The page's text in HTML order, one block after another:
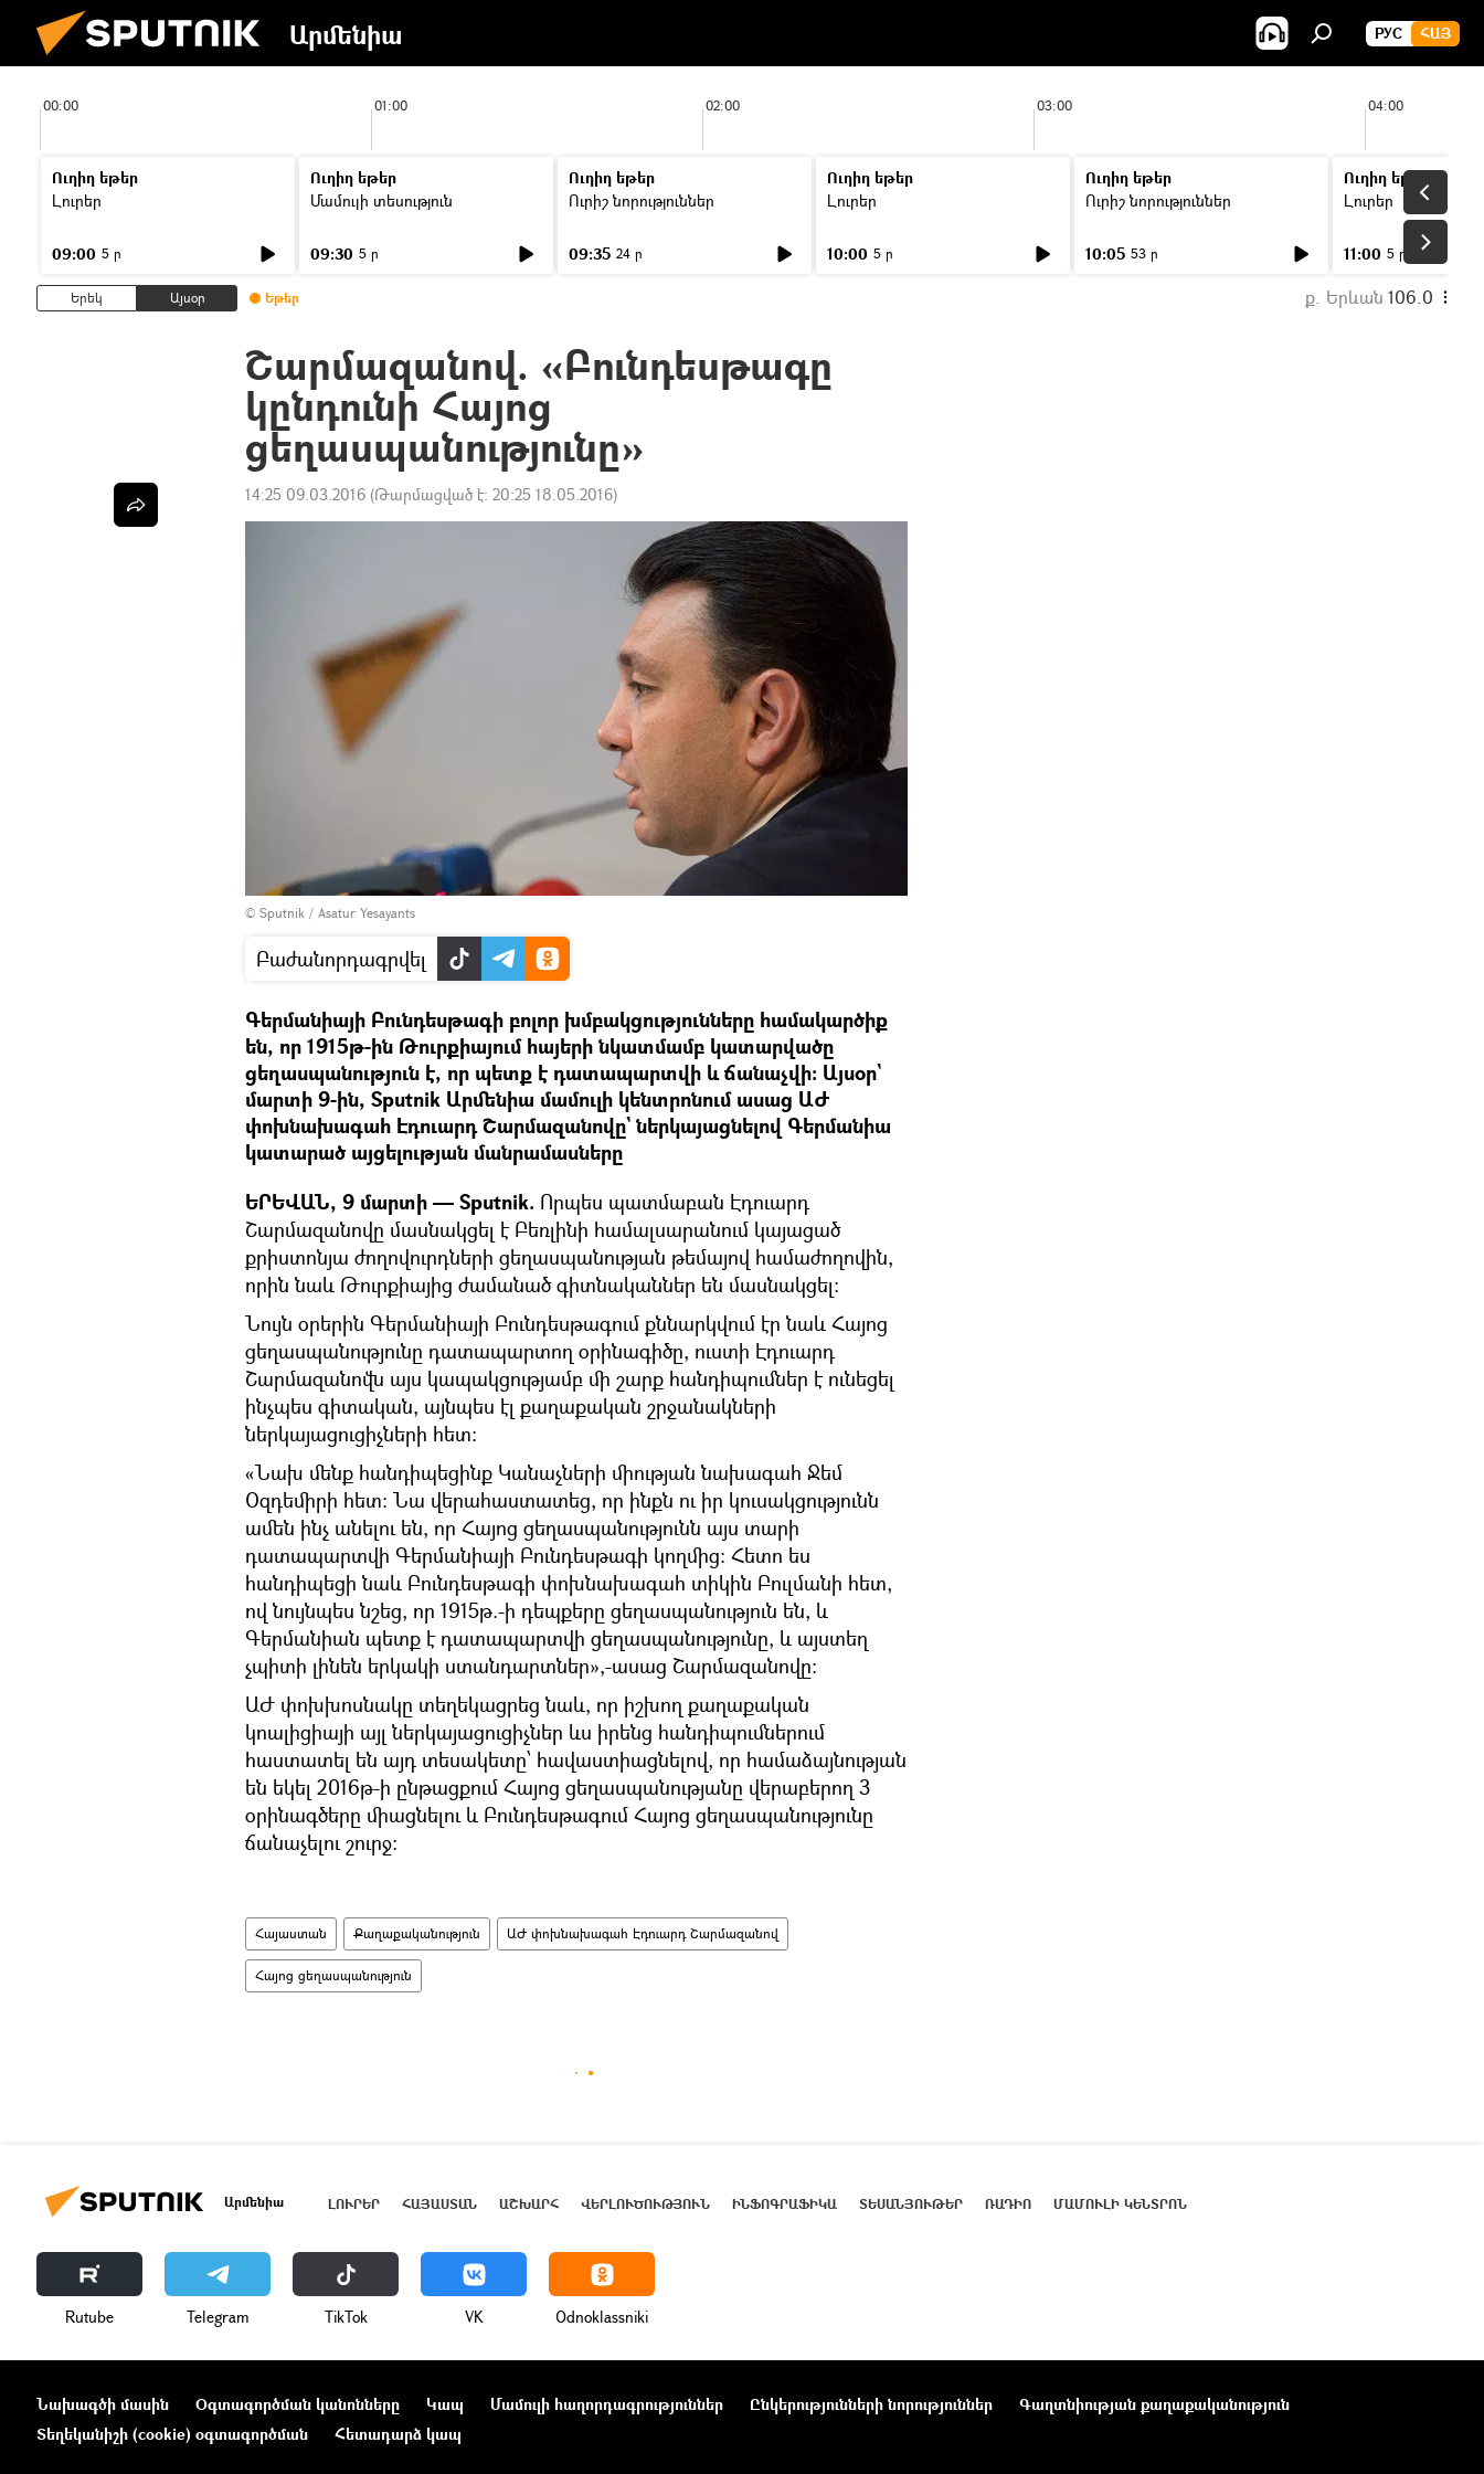
Արմենիա РУС ՀԱՅ
00:00 01:00 02:00 03:00 04:00
Ուղիղ եթեր
Լուրեր
09:00 5 ր
Ուղիղ եթեր
Մամուլի տեսություն
09:30 5 ր
Ուղիղ եթեր
Ուրիշ նորություններ
09:35 24 ր
Ուղիղ եթեր
Լուրեր
10:00 5 ր
Ուղիղ եթեր
Ուրիշ նորություններ
10:05 53 ր
Ուղիղ եթեր
Լուրեր
11:00 5 ր
Երեկ Այսօր Եթեր ք. Երևան 106.0
Շարմազանով. «Բունդեսթագը
կընդունի Հայոց
ցեղասպանությունը»
14:25 09.03.2016 (Թարմացված է: 20:25 18.05.2016)
© Sputnik / Asatur Yesayants
Բաժանորդագրվել
Գերմանիայի Բունդեսթագի բոլոր խմբակցությունները համակարծիք
են, որ 1915թ-ին Թուրքիայում հայերի նկատմամբ կատարվածը
ցեղասպանություն է, որ պետք է դատապարտվի և ճանաչվի: Այսօր`
մարտի 9-ին, Sputnik Արմենիա մամուլի կենտրոնում ասաց ԱԺ
փոխնախագահ Էդուարդ Շարմազանովը` ներկայացնելով Գերմանիա
կատարած այցելության մանրամասները
ԵՐԵՎԱՆ, 9 մարտի — Sputnik. Որպես պատմաբան Էդուարդ
Շարմազանովը մասնակցել է Բեռլինի համալսարանում կայացած
քրիստոնյա ժողովուրդների ցեղասպանության թեմայով համաժողովին,
որին նաև Թուրքիայից ժամանած գիտնականներ են մասնակցել:
Նույն օրերին Գերմանիայի Բունդեսթագում քննարկվում էր նաև Հայոց
ցեղասպանությունը դատապարտող օրինագիծը, ուստի Էդուարդ
Շարմազանովն այս կապակցությամբ մի շարք հանդիպումներ է ունեցել
ինչպես գիտական, այնպես էլ քաղաքական շրջանակների
ներկայացուցիչների հետ:
«Նախ մենք հանդիպեցինք Կանաչների միության նախագահ Ջեմ
Օզդեմիրի հետ: Նա վերահաստատեց, որ ինքն ու իր կուսակցությունն
ամեն ինչ անելու են, որ Հայոց ցեղասպանությունն այս տարի
դատապարտվի Գերմանիայի Բունդեսթագի կողմից: Հետո ես
հանդիպեցի նաև Բունդեսթագի փոխնախագահ տիկին Բուլմանի հետ,
ով նույնպես նշեց, որ 1915թ.-ի դեպքերը ցեղասպանություն են, և
Գերմանիան պետք է դատապարտվի ցեղասպանությունը, և այստեղ
չպիտի լինեն երկակի ստանդարտներ»,-ասաց Շարմազանովը:
ԱԺ փոխխոսնակը տեղեկացրեց նաև, որ իշխող քաղաքական
կոալիցիայի այլ ներկայացուցիչներ ևս իրենց հանդիպումներում
հաստատել են այդ տեսակետը՝ հավաստիացնելով, որ համաձայնության
են եկել 2016թ-ի ընթացքում Հայոց ցեղասպանությանը վերաբերող 3
օրինագծերը միացնելու և Բունդեսթագում Հայոց ցեղասպանությունը
ճանաչելու շուրջ:
Հայաստան Քաղաքականություն ԱԺ փոխնախագահ Էդուարդ Շարմազանով
Հայոց ցեղասպանություն
Արմենիա ԼՈՒՐԵՐ ՀԱՅԱՍՏԱՆ ԱՇԽԱՐՀ ՎԵՐԼՈՒԾՈՒԹՅՈՒՆ ԻՆՖՈԳՐԱՖԻԿԱ ՏԵՍԱՆՅՈՒԹԵՐ ՌԱԴԻՈ ՄԱՄՈՒԼԻ ԿԵՆՏՐՈՆ
Rutube Telegram ТikТоk VK Odnoklassniki
Նախագծի մասին Օգտագործման կանոնները Կապ Մամուլի հաղորդագրություններ Ընկերությունների նորություններ
Գաղտնիության քաղաքականություն
Տեղեկանիշի (cookie) օգտագործման
Հետադարձ կապ